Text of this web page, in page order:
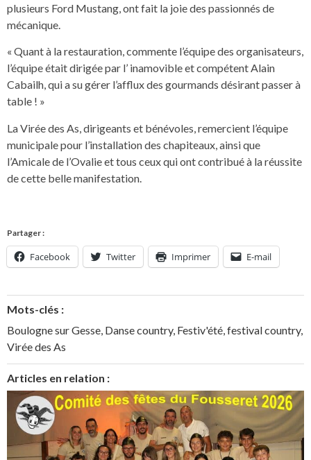
plusieurs Ford Mustang, ont fait la joie des passionnés de
mécanique.
« Quant à la restauration, commente l’équipe des organisateurs,
l’équipe était dirigée par l’ inamovible et compétent Alain
Cabailh, qui a su gérer l’afflux des gourmands désirant passer à
table ! »
La Virée des As, dirigeants et bénévoles, remercient l’équipe
municipale pour l’installation des chapiteaux, ainsi que
l’Amicale de l’Ovalie et tous ceux qui ont contribué à la réussite
de cette belle manifestation.
Partager :
Facebook Twitter Imprimer E-mail
Mots-clés :
Boulogne sur Gesse Danse country, Festiv'été festival country,
Virée des As
Articles en relation :